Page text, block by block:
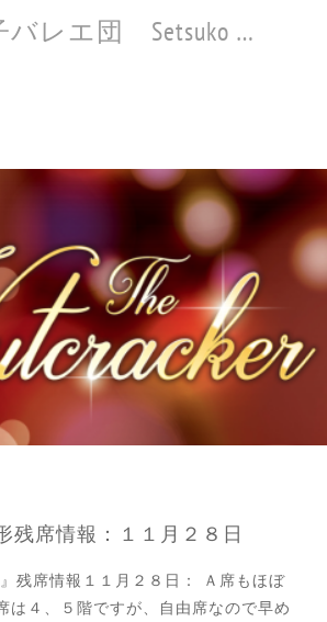
川口節子バレエ団 Setsuko Kawaguchi Ballet
残席情報：１１月２８日
残席情報１１月２８日： Ａ席もほぼ
は４、５階ですが、自由席なので早め